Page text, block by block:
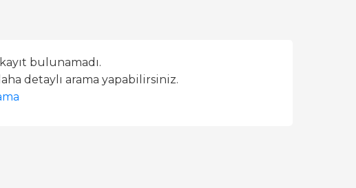
bulunamadı.
detaylı arama yapabilirsiniz.